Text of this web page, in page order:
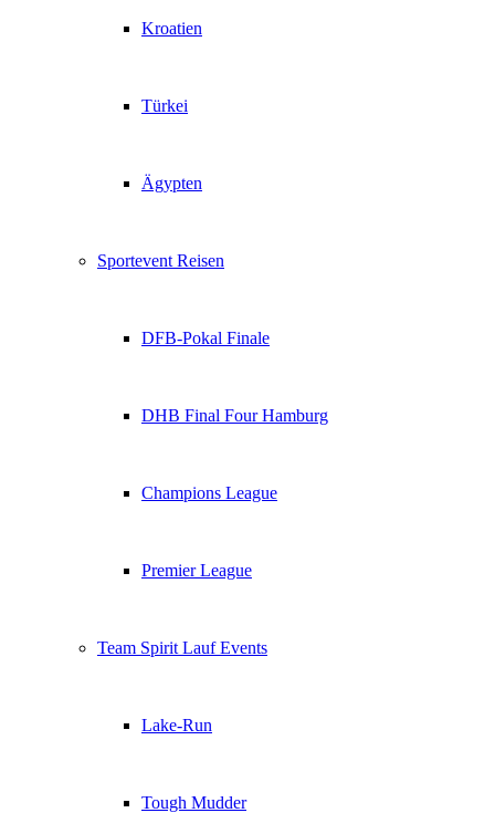
Kroatien
Türkei
Ägypten
Sportevent Reisen
DFB-Pokal Finale
DHB Final Four Hamburg
Champions League
Premier League
Team Spirit Lauf Events
Lake-Run
Tough Mudder